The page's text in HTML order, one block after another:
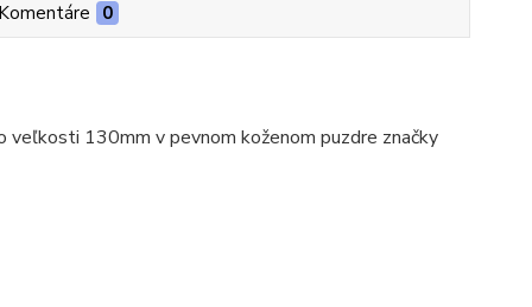
0
130mm v pevnom koženom puzdre značky